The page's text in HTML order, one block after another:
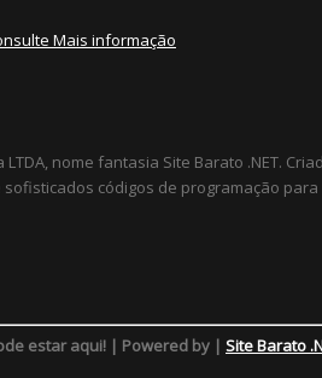
Mais informação
nome fantasia Site Barato .NET.
códigos de programação
estar aqui! | Powered by | Site Barato